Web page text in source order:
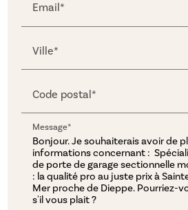
Email*
Ville*
Code postal*
Message*